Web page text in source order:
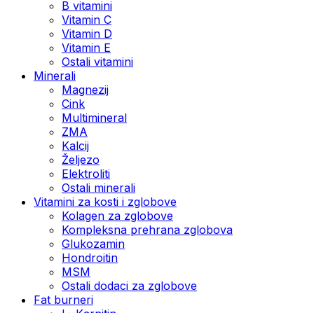
B vitamini
Vitamin C
Vitamin D
Vitamin E
Ostali vitamini
Minerali
Magnezij
Cink
Multimineral
ZMA
Kalcij
Željezo
Elektroliti
Ostali minerali
Vitamini za kosti i zglobove
Kolagen za zglobove
Kompleksna prehrana zglobova
Glukozamin
Hondroitin
MSM
Ostali dodaci za zglobove
Fat burneri